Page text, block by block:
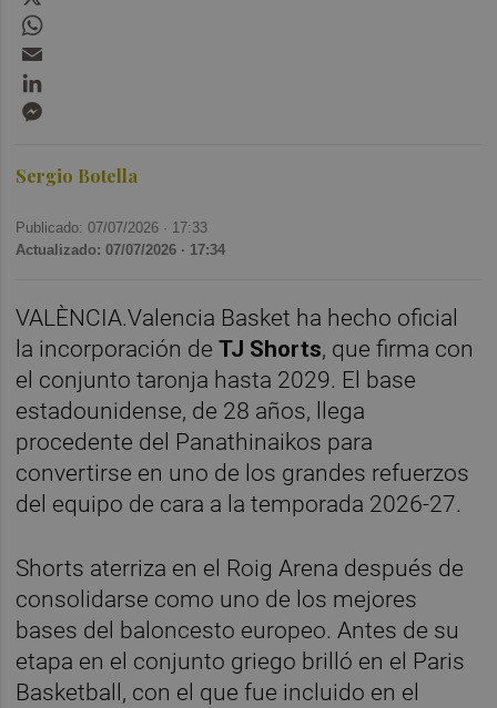
Sergio Botella
Publicado: 07/07/2026 · 17:33
Actualizado: 07/07/2026 · 17:34
VALÈNCIA.Valencia Basket ha hecho oficial
la incorporación deTJ Shorts, que firma con
el conjunto taronja hasta 2029. El base
estadounidense, de 28 años, llega
procedente del Panathinaikos para
convertirse en uno de los grandes refuerzos
del equipo de cara a la temporada 2026-27.
Shorts aterriza en el Roig Arena después de
consolidarse como uno de los mejores
bases del baloncesto europeo. Antes de su
etapa en el conjunto griego brilló en el Paris
Basketball, con el que fue incluido en el